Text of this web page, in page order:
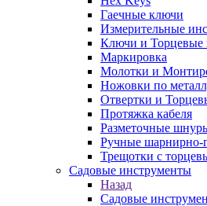
Гаечные ключи
Измерительные
Ключи и Торцевые
Маркировка
Молотки и
Ножовки по
Отвертки и
Протяжка кабеля
Разметочные
Ручные шарнирно-
Трещотки с
Садовые инструменты
Назад
Садовые